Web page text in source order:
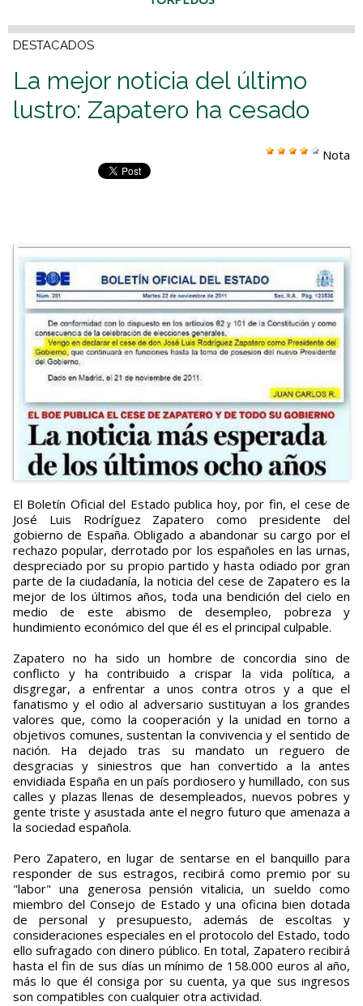
DESTACADOS
La mejor noticia del último
lustro: Zapatero ha cesado
Nota
El Boletín Oficial del Estado publica hoy, por fin, el cese de
José Luis Rodríguez Zapatero como presidente del
gobierno de España. Obligado a abandonar su cargo por el
rechazo popular, derrotado por los españoles en las urnas,
despreciado por su propio partido y hasta odiado por gran
parte de la ciudadanía, la noticia del cese de Zapatero es la
mejor de los últimos años, toda una bendición del cielo en
medio de este abismo de desempleo, pobreza y
hundimiento económico del que él es el principal culpable.
Zapatero no ha sido un hombre de concordia sino de
conflicto y ha contribuido a crispar la vida política, a
disgregar, a enfrentar a unos contra otros y a que el
fanatismo y el odio al adversario sustituyan a los grandes
valores que, como la cooperación y la unidad en torno a
objetivos comunes, sustentan la convivencia y el sentido de
nación. Ha dejado tras su mandato un reguero de
desgracias y siniestros que han convertido a la antes
envidiada España en un país pordiosero y humillado, con sus
calles y plazas llenas de desempleados, nuevos pobres y
gente triste y asustada ante el negro futuro que amenaza a
la sociedad española.
Pero Zapatero, en lugar de sentarse en el banquillo para
responder de sus estragos, recibirá como premio por su
"labor" una generosa pensión vitalicia, un sueldo como
miembro del Consejo de Estado y una oficina bien dotada
de personal y presupuesto, además de escoltas y
consideraciones especiales en el protocolo del Estado, todo
ello sufragado con dinero público. En total, Zapatero recibirá
hasta el fin de sus días un mínimo de 158.000 euros al año,
más lo que él consiga por su cuenta, ya que sus ingresos
son compatibles con cualquier otra actividad.